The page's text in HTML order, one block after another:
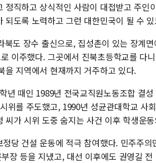
정직하고 상식적인 사람이 대접받고 주인
되도록 노력하고 그런 대한민국이 될 수
북도 장수 출신으로, 집성촌이 있는 장계
이주했다. 그곳에서 진북초등학교를 다
을 지역에서 현재까지 거주하고 있다.
년 때인 1989년 전국교직원노동조합 결
위를 주도했고, 1990년 성균관대학교 사
씨가 시위 도중 숨지는 사건 이후 학생운
당 건설 운동에 적극 참여했다. 민주주
장 등을 지냈고, 대선 이후에도 권영길